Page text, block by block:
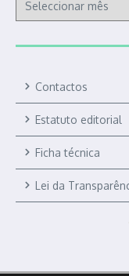
Contactos
Estatuto editorial
Ficha técnica
Lei da